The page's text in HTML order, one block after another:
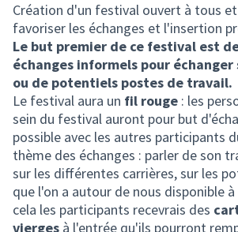
Création d'un festival ouvert à tous
favoriser les échanges et l'insertion
Le but premier de ce festival est
échanges informels pour échanger
ou de potentiels postes de travail.
Le festival aura un fil rouge : les
sein du festival auront pour but
possible avec les autres participants
thème des échanges : parler de son
sur les différentes carrières, sur les
que l'on a autour de nous disponible
cela les participants recevrais des
vierges à l'entrée qu'ils pourront